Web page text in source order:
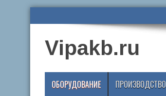
Vipakb.ru
ОБОРУДОВАНИЕ ПРОИЗВОДСТВО